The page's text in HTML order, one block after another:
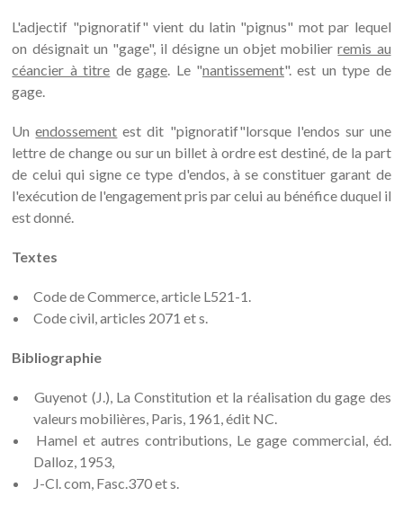
L'adjectif "pignoratif" vient du latin "pignus" mot par lequel
on désignait un "gage", il désigne un objet mobilierremis au
céancier à titre degage. Le "nantissement". est un type de
gage.
Unendossement est dit "pignoratif"lorsque l'endos sur une
lettre de change ou sur un billet à ordre est destiné, de la part
de celui qui signe ce type d'endos, à se constituer garant de
l'exécution de l'engagement pris par celui au bénéfice duquel il
est donné.
Textes
Code de Commerce, article L521-1.
Code civil, articles 2071 et s.
Bibliographie
Guyenot (J.), La Constitution et la réalisation du gage des
valeurs mobilières, Paris, 1961, édit NC.
Hamel et autres contributions, Le gage commercial, éd.
Dalloz, 1953,
J-Cl. com, Fasc.370 et s.